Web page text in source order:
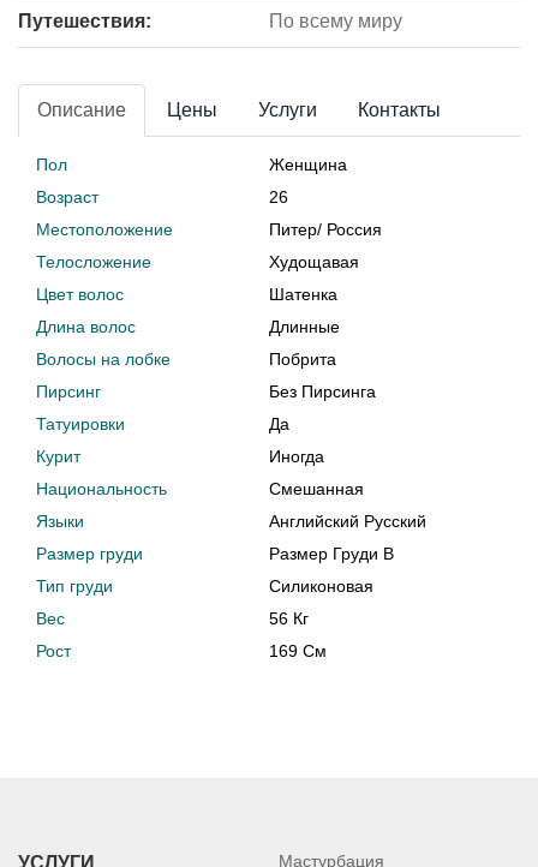
Путешествия: По всему миру
Описание Цены Услуги Контакты
Пол
Женщина
Возраст
26
Местоположение
Питер/ Россия
Телосложение
Худощавая
Цвет волос
Шатенка
Длина волос
Длинные
Волосы на лобке
Побрита
Пирсинг
Без Пирсинга
Татуировки
Да
Курит
Иногда
Национальность
Смешанная
Языки
Английский Русский
Размер груди
Размер Груди B
Тип груди
Силиконовая
Вес
56 Кг
Рост
169 См
Мастурбация